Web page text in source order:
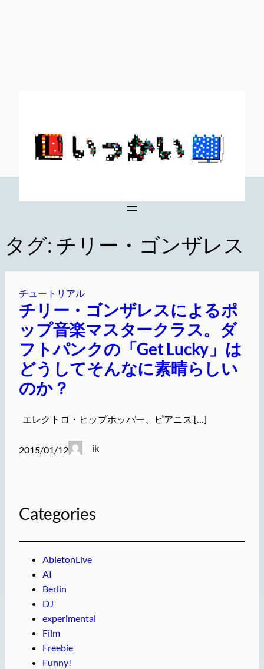
タグ: チリー・ゴンザレス
チュートリアル
チリー・ゴンザレスによるポ
ップ音楽マスタークラス。ダ
フトパンクの「Get Lucky」は
どうしてそんなに素晴らしい
のか？
エレクトロ・ヒップホッパー、ピアニス […]
2015/01/12 ik
Categories
AbletonLive
AI
Berlin
DJ
experimental
Film
Freebie
Funny!